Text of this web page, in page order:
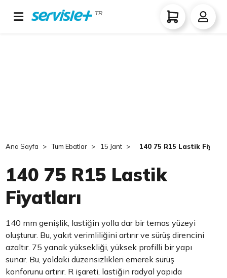
TR
Ana Sayfa Tüm Ebatlar 15 Jant 140 75 R15 Lastik
140 75 R15 Lastik
Fiyatları
140 mm genişlik, lastiğin yolla dar bir temas yüzeyi
oluşturur. Bu, yakıt verimliliğini artırır ve sürüş direncini
azaltır. 75 yanak yüksekliği, yüksek profilli bir yapı
sunar. Bu, yoldaki düzensizlikleri emerek sürüş
konforunu artırır. R işareti, lastiğin radyal yapıda